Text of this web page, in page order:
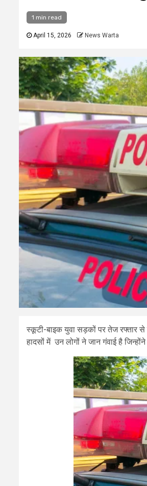
1 min read
April 15, 2026 News Warta
स्कूटी-बाइक युवा सड़कों पर तेज रफ्तार
हादसों में उन लोगों ने जान गंवाई है